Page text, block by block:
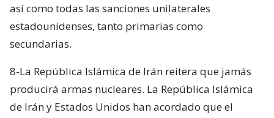
así como todas las sanciones unilaterales
estadounidenses, tanto primarias como
secundarias.
8-La República Islámica de Irán reitera que jamás
producirá armas nucleares. La República Islámica
de Irán y Estados Unidos han acordado que el